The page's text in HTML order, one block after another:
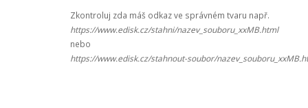
Zkontroluj zda máš odkaz ve správném tvaru např.
https://www.edisk.cz/stahni/nazev_souboru_xxMB.html
nebo
https://www.edisk.cz/stahnout-soubor/